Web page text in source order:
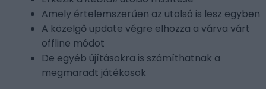
Amely értelemszerűen az utolsó is lesz egyben
A közelgő update végre elhozza a várva várt
offline módot
De egyéb újításokra is számíthatnak a
megmaradt játékosok